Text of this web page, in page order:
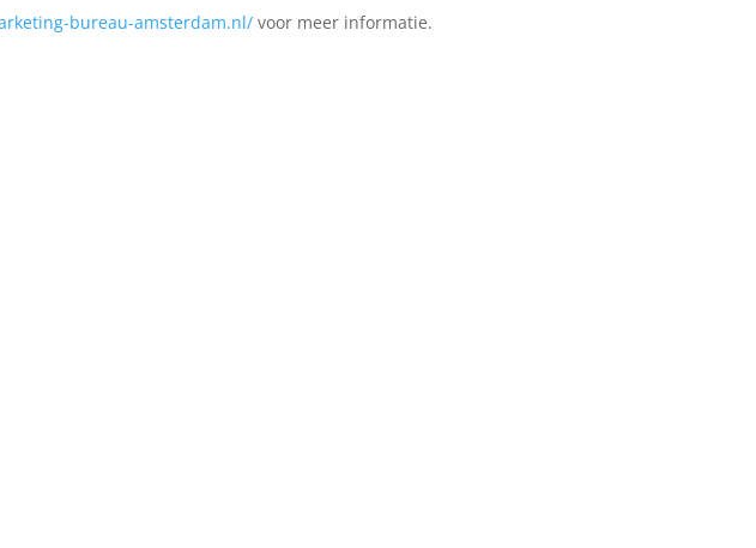
bureau-amsterdam.nl/ voor meer informatie.